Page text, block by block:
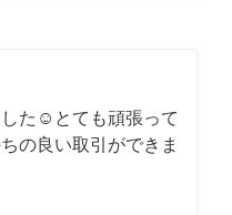
た☺️とても頑張って
の良い取引ができま